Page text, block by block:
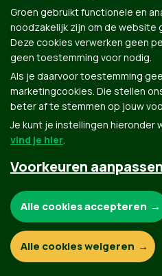
© Copyright Groen 2026 | Gemaakt met
Contact
Groen gebruikt functionele en
noodzakelijk zijn om de website
Deze cookies verwerken geen
geen toestemming voor nodig.
Als je daarvoor toestemming
marketingcookies. Die stellen
beter af te stemmen op jouw
Je kunt je instellingen hieronder
vind je hier.
Voorkeuren aanpassen
Functionele en analytische
Alle cookies accepteren
Alle cookies weigeren